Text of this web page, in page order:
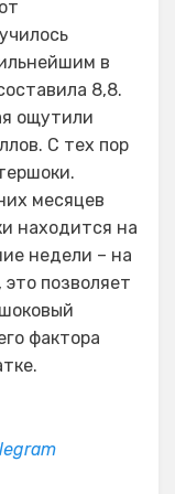
в
8,8.
ощутили
С тех пор
месяцев
находится на
недели – на
позволяет
фактора